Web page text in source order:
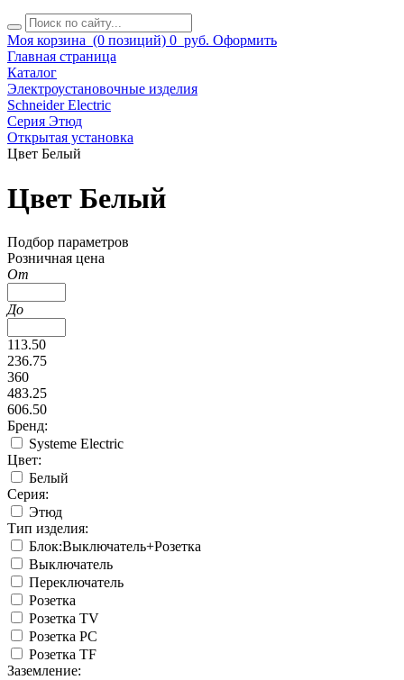
Моя корзина (0 позиций) 0 руб. Оформить
Главная страница
Каталог
Электроустановочные изделия
Schneider Electric
Серия Этюд
Открытая установка
Цвет Белый
Цвет Белый
Подбор параметров
Розничная цена
От
До
113.50
236.75
360
483.25
606.50
Бренд:
Systeme Electric
Цвет:
Белый
Серия:
Этюд
Тип изделия:
Блок:Выключатель+Розетка
Выключатель
Переключатель
Розетка
Розетка TV
Розетка PC
Розетка TF
Заземление: